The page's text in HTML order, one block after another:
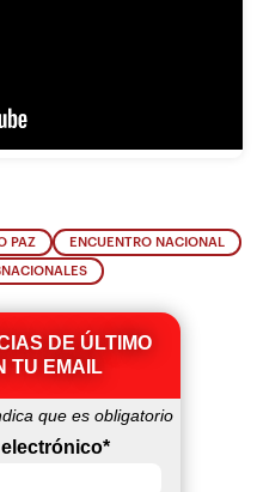
PAZ ENCUENTRO NACIONAL
DE ÚLTIMO
TU EMAIL
que es obligatorio
*